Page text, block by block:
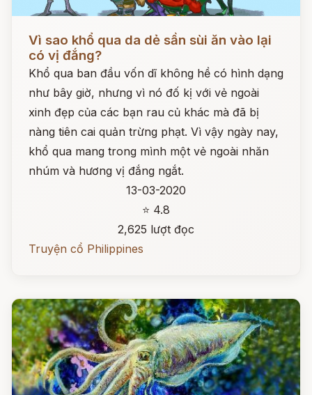
Vì sao khổ qua da dẻ sần sùi ăn vào lại
có vị đắng?
Khổ qua ban đầu vốn dĩ không hề có hình dạng
như bây giờ, nhưng vì nó đố kị với vẻ ngoài
xinh đẹp của các bạn rau củ khác mà đã bị
nàng tiên cai quản trừng phạt. Vì vậy ngày nay,
khổ qua mang trong mình một vẻ ngoài nhăn
nhúm và hương vị đắng ngắt.
13-03-2020
⭐ 4.8
2,625 lượt đọc
Truyện cổ Philippines